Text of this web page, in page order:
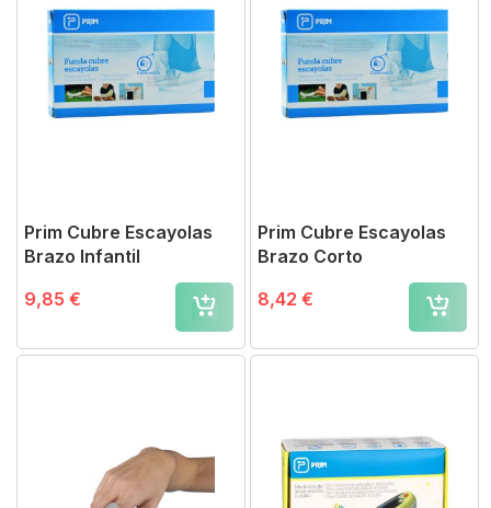
Prim Cubre Escayolas
Brazo Infantil
9,85 €
Prim Cubre Escayolas
Brazo Corto
8,42 €